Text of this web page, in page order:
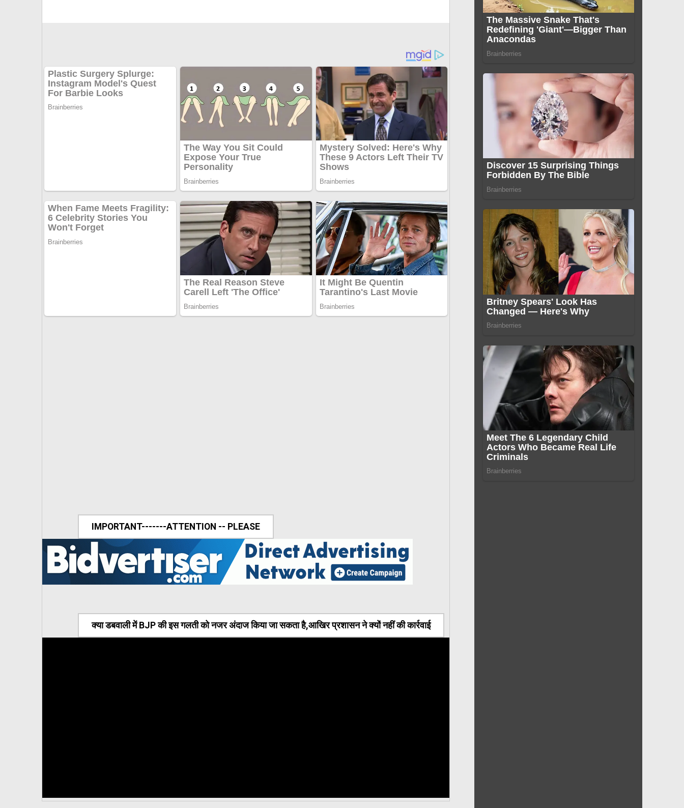
IMPORTANT-------ATTENTION -- PLEASE
क्या डबवाली में BJP की इस गलती को नजर अंदाज किया जा सकता है,आखिर प्रशासन ने क्यों नहीं की कार्रवाई